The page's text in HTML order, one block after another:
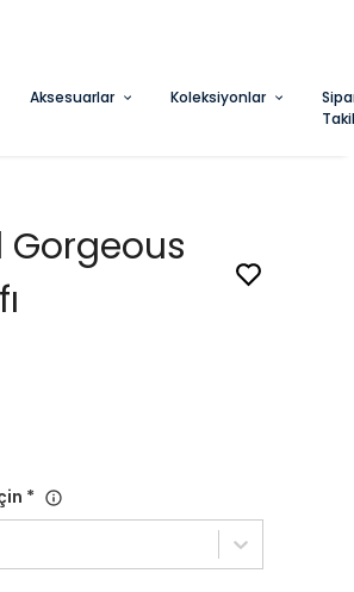
Aksesuarlar Koleksiyonlar
Gorgeous
*